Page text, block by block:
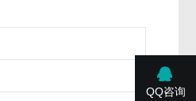
QQ咨询